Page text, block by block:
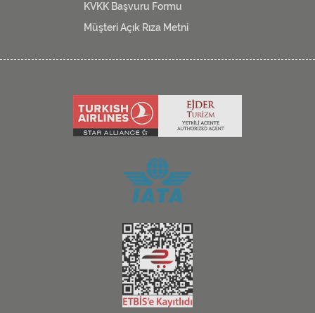
KVKK Başvuru Formu
Müşteri Açık Rıza Metni